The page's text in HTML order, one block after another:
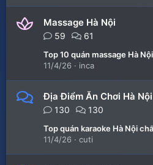
Massage Hà Nội
59 61
Top 10 quán massage Hà
11/4/26
inca
Địa Điểm Ăn Chơi Hà Nội
130 130
11/4/26
cuti